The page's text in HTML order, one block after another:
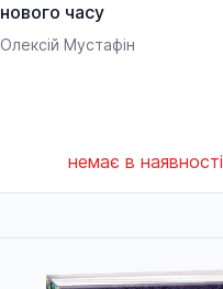
нового часу
Олексій Мустафін
немає в наявності